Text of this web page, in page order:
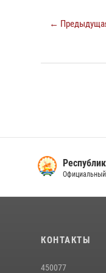
←
Официальный
КОНТАКТЫ
450077